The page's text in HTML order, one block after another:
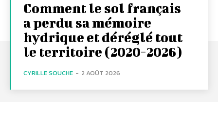
Comment le sol français
a perdu sa mémoire
hydrique et déréglé tout
le territoire (2020-2026)
CYRILLE SOUCHE - 2 AOÛT 2026